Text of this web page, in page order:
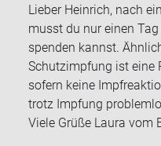
Lieber Heinrich, nach
musst du nur einen
spenden kannst.
Schutzimpfung ist eine
sofern keine
trotz Impfung
Viele Grüße Laura vom